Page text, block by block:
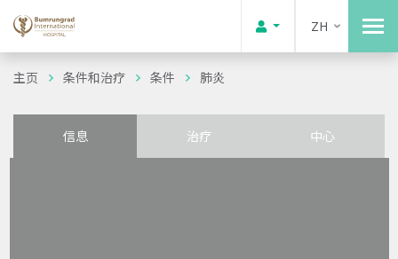
ZH
主页 条件和治疗 条件 肺炎
信息 治疗 中心